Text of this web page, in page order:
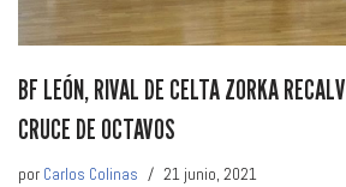
BF LEÓN, RIVAL DE CELTA ZORKA
CRUCE DE OCTAVOS
por Carlos Colinas 21 junio, 2021